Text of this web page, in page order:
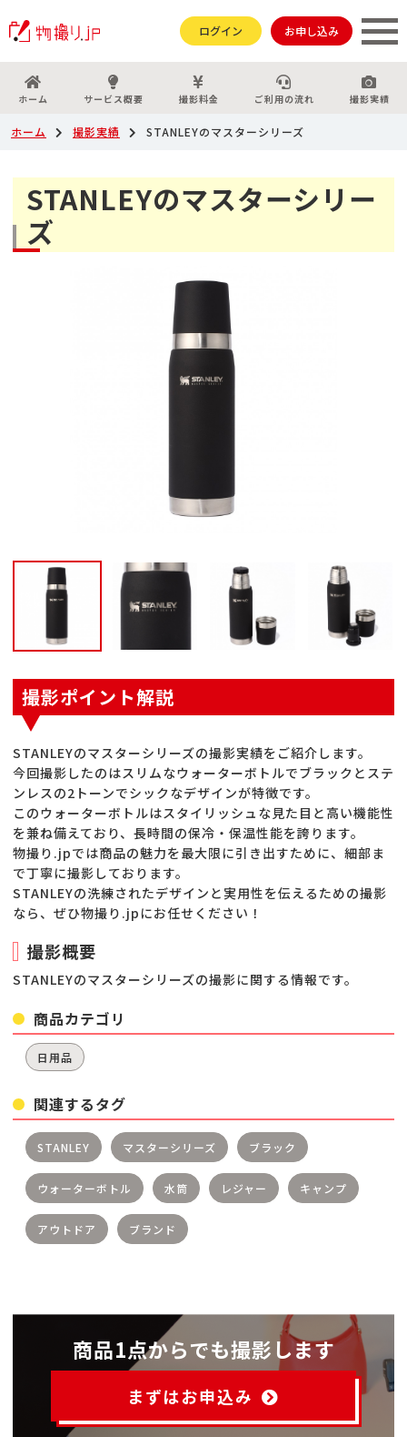
ログイン お申し込み
ホーム サービス概要 撮影料金 ご利用の流れ 撮影実績
ホーム 撮影実績 STANLEYのマスターシリーズ
STANLEYのマスターシリー
ズ
撮影ポイント解説
STANLEYのマスターシリーズの撮影実績をご紹介します。
今回撮影したのはスリムなウォーターボトルでブラックとステ
ンレスの2トーンでシックなデザインが特徴です。
このウォーターボトルはスタイリッシュな見た目と高い機能性
を兼ね備えており、長時間の保冷・保温性能を誇ります。
物撮り.jpでは商品の魅力を最大限に引き出すために、細部ま
で丁寧に撮影しております。
STANLEYの洗練されたデザインと実用性を伝えるための撮影
なら、ぜひ物撮り.jpにお任せください！
撮影概要
STANLEYのマスターシリーズの撮影に関する情報です。
商品カテゴリ
日用品
関連するタグ
STANLEY マスターシリーズ ブラック
ウォーターボトル 水筒 レジャー キャンプ
アウトドア ブランド
商品1点からでも撮影します
まずはお申込み